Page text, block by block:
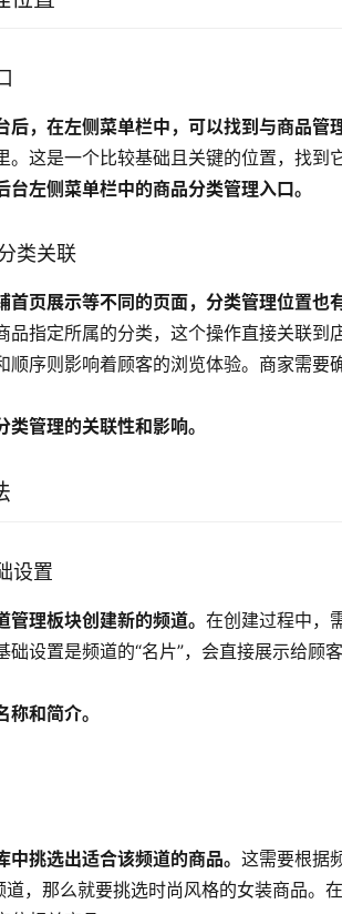
后，在左侧菜单栏中，可以找到与商品管
。这是一个比较基础且关键的位置，找到
左侧菜单栏中的商品分类管理入口。
类关联
首页展示等不同的页面，分类管理位置也
品指定所属的分类，这个操作直接关联到
顺序则影响着顾客的浏览体验。商家需要
管理的关联性和影响。
设置
管理板块创建新的频道。在创建过程中，
础设置是频道的“名片”，会直接展示给顾
和简介。
中挑选出适合该频道的商品。这需要根据
道，那么就要挑选时尚风格的女装商品。